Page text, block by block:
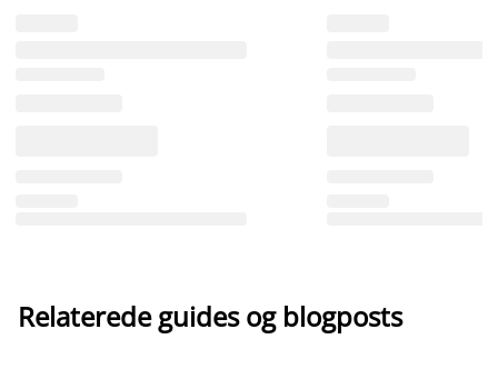
Relaterede guides og blogposts